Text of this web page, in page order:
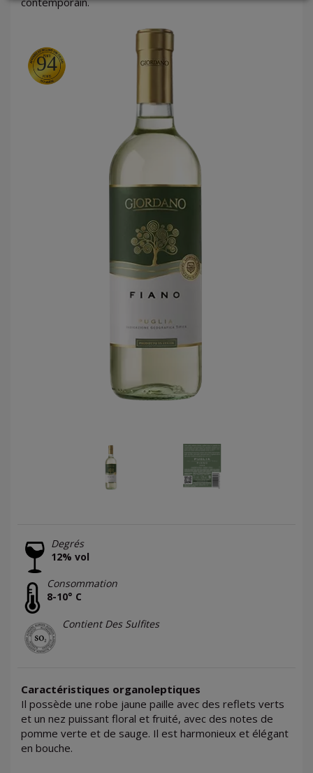
94
Degrés
12% vol
Consommation
8-10° C
Contient Des Sulfites
Caractéristiques organoleptiques
Il possède une robe jaune paille avec des reflets verts
et un nez puissant floral et fruité, avec des notes de
pomme verte et de sauge. Il est harmonieux et élégant
en bouche.